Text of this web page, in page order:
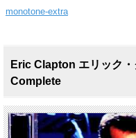
monotone-extra
Eric Clapton エリック
Complete